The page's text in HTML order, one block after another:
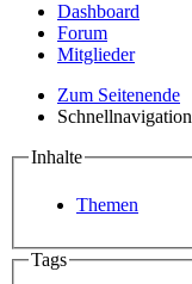
Dashboard
Forum
Mitglieder
Zum Seitenende
Schnellnavigation
Inhalte
Themen
Tags